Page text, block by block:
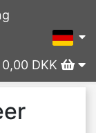
0,00 DKK